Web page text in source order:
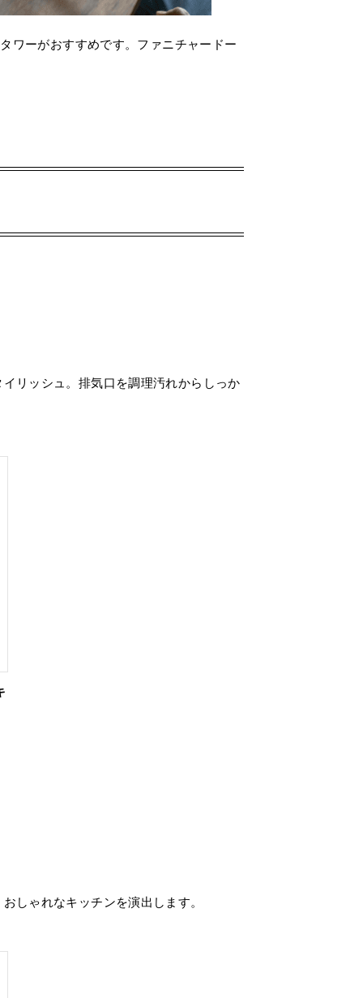
ワーがおすすめです。ファニチャードー
リッシュ。排気口を調理汚れからしっか
しゃれなキッチンを演出します。